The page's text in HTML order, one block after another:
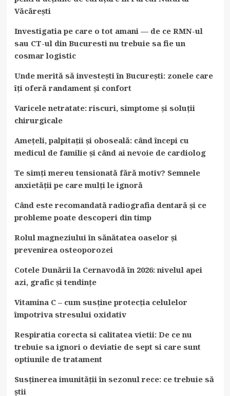
Văcărești
Investigatia pe care o tot amani — de ce RMN-ul
sau CT-ul din Bucuresti nu trebuie sa fie un
cosmar logistic
Unde merită să investești în București: zonele care
îți oferă randament și confort
Varicele netratate: riscuri, simptome și soluții
chirurgicale
Amețeli, palpitații și oboseală: când începi cu
medicul de familie și când ai nevoie de cardiolog
Te simți mereu tensionată fără motiv? Semnele
anxietății pe care mulți le ignoră
Când este recomandată radiografia dentară și ce
probleme poate descoperi din timp
Rolul magneziului în sănătatea oaselor și
prevenirea osteoporozei
Cotele Dunării la Cernavodă în 2026: nivelul apei
azi, grafic și tendințe
Vitamina C – cum susține protecția celulelor
împotriva stresului oxidativ
Respiratia corecta si calitatea vietii: De ce nu
trebuie sa ignori o deviatie de sept si care sunt
optiunile de tratament
Susținerea imunității în sezonul rece: ce trebuie să
știi